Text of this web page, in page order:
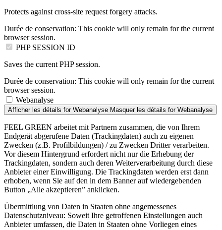
Protects against cross-site request forgery attacks.
Durée de conservation: This cookie will only remain for the current
browser session.
PHP SESSION ID
Saves the current PHP session.
Durée de conservation: This cookie will only remain for the current
browser session.
Webanalyse
Afficher les détails for Webanalyse Masquer les détails for Webanalyse
FEEL GREEN arbeitet mit Partnern zusammen, die von Ihrem
Endgerät abgerufene Daten (Trackingdaten) auch zu eigenen
Zwecken (z.B. Profilbildungen) / zu Zwecken Dritter verarbeiten.
Vor diesem Hintergrund erfordert nicht nur die Erhebung der
Trackingdaten, sondern auch deren Weiterverarbeitung durch diese
Anbieter einer Einwilligung. Die Trackingdaten werden erst dann
erhoben, wenn Sie auf den in dem Banner auf wiedergebenden
Button „Alle akzeptieren” anklicken.
Übermittlung von Daten in Staaten ohne angemessenes
Datenschutzniveau: Soweit Ihre getroffenen Einstellungen auch
Anbieter umfassen, die Daten in Staaten ohne Vorliegen eines